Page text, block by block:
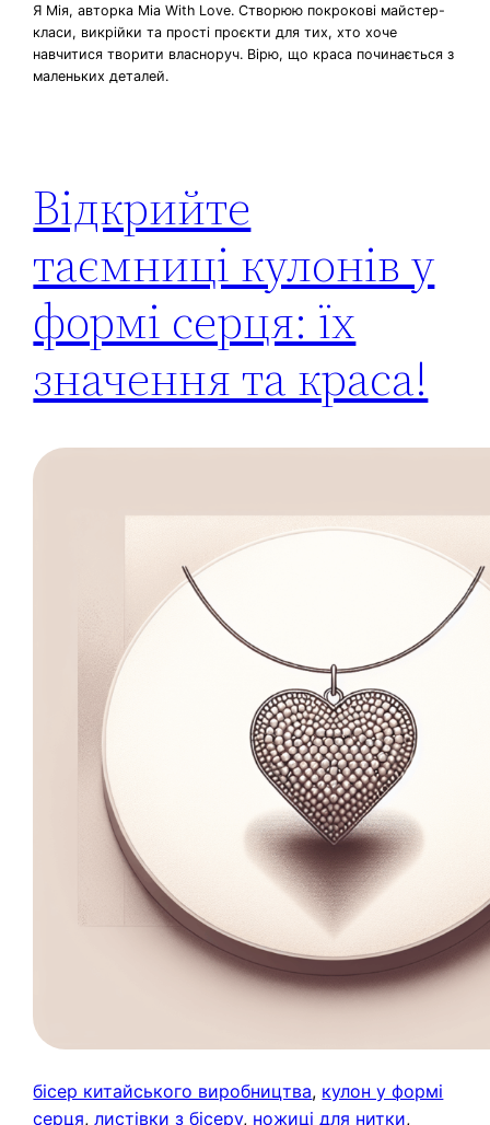
Я Мія, авторка Mia With Love. Створюю покрокові майстер-
класи, викрійки та прості проєкти для тих, хто хоче
навчитися творити власноруч. Вірю, що краса починається з
маленьких деталей.
Відкрийте
таємниці кулонів у
формі серця: їх
значення та краса!
бісер китайського виробництва, кулон у формі
серця, листівки з бісеру, ножиці для нитки